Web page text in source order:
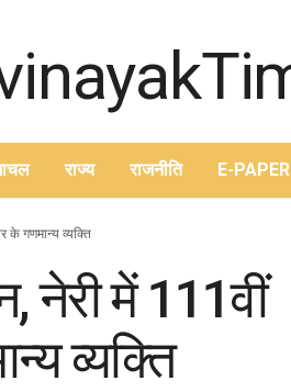
राज्य राजनीति E-PAPER
के गणमान्य व्यक्ति
नेरी में 111वीं
व्यक्ति